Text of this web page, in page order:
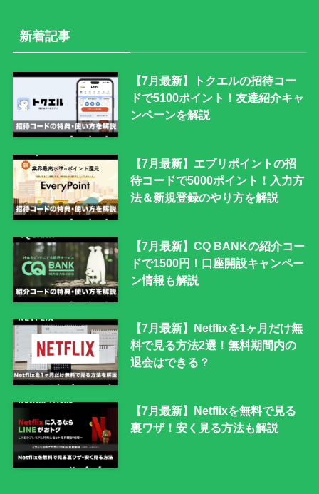
新着記事
【7月最新】トクエルの招待コー
ドで5100ポイント！友達紹介キャ
ンペーンを解説
【7月最新】エブリポイントの招
待コードで5000ポイント！入力方
法＆新規登録のやり方を解説
【7月最新】CQ BANKの紹介コー
ドで1500円！口座開設キャンペー
ン情報も解説
【7月最新】Netflixを1ヶ月だけ無
料で見る方法2選！無料期間内の
退会はできる？
【7月最新】Netflixを無料で見る
裏ワザ！安く見る方法も解説